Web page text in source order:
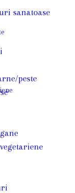
sanatoase
peste